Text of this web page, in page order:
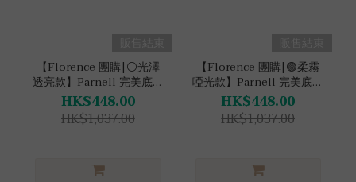
【Florence 團購|⚪光澤
透亮款】Parnell 完美底妝
組
HK$448.00
HK$1,037.00
【Florence 團購|🟢柔霧
啞光款】Parnell 完美底妝
組
HK$448.00
HK$1,037.00